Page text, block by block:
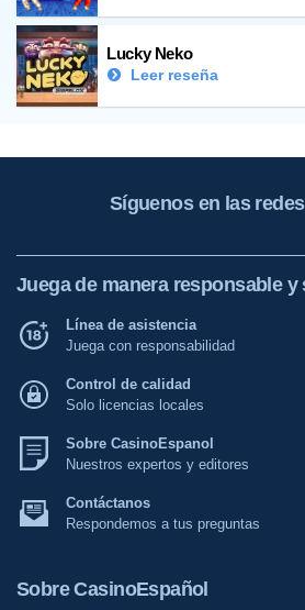
Lucky Neko
Leer reseña
Síguenos en las
Juega de manera responsable y
Línea de asistencia
Juega con responsabilidad
Control de calidad
Solo licencias locales
Sobre CasinoEspanol
Nuestros expertos y editores
Contáctanos
Respondemos a tus preguntas
Sobre CasinoEspañol